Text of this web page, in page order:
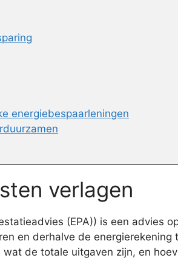
energiebespaarleningen
verlagen
(EPA)) is een advies
en derhalve de
de totale uitgaven zijn, en